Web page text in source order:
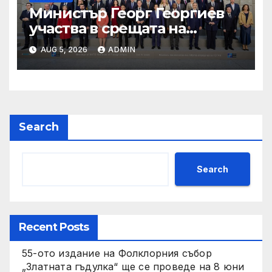
Министър Георг Георгиев
участва в срещата на
министрите на външните
работи на НАТО
AUG 5, 2026 ADMIN
Search
Search
Recent Posts
55-ото издание на Фолклорния събор
„Златната гъдулка“ ще се проведе на 8 юни